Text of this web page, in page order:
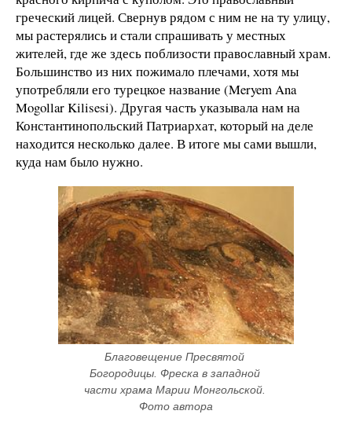
греческий лицей. Свернув рядом с ним не на ту улицу,
мы растерялись и стали спрашивать у местных
жителей, где же здесь поблизости православный храм.
Большинство из них пожимало плечами, хотя мы
употребляли его турецкое название (Meryem Ana
Mogollar Kilisesi). Другая часть указывала нам на
Константинопольский Патриархат, который на деле
находится несколько далее. В итоге мы сами вышли,
куда нам было нужно.
Благовещение Пресвятой
Богородицы. Фреска в западной
части храма Марии Монгольской.
Фото автора